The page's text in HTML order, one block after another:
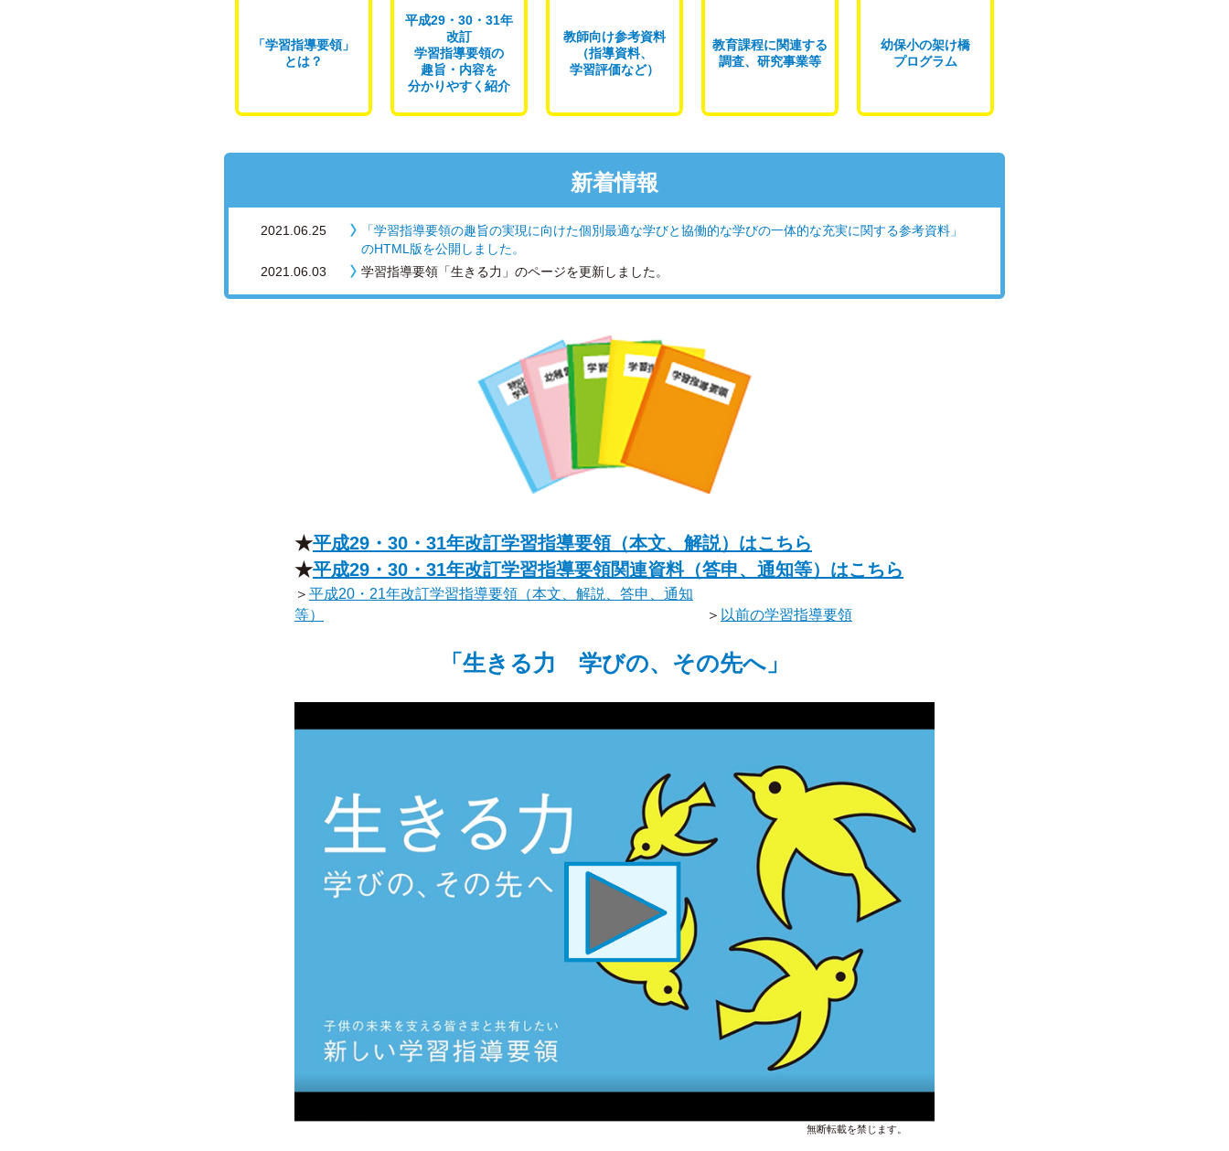
「学習指導要領」
とは？
平成29・30・31年
改訂
学習指導要領の
趣旨・内容を
分かりやすく紹介
教師向け参考資料
（指導資料、
学習評価など）
教育課程に関連する
調査、研究事業等
幼保小の架け橋
プログラム
新着情報
2021.06.25
「学習指導要領の趣旨の実現に向けた個別最適な学びと協働的な学びの一体的な充実に関する参考資料」
のHTML版を公開しました。
2021.06.03
学習指導要領「生きる力」のページを更新しました。
★平成29・30・31年改訂学習指導要領（本文、解説）はこちら
★平成29・30・31年改訂学習指導要領関連資料（答申、通知等）はこちら
＞ 平成20・21年改訂学習指導要領（本文、解説、答申、通知
等）
＞ 以前の学習指導要領
「生きる力 学びの、その先へ」
無断転載を禁じます。